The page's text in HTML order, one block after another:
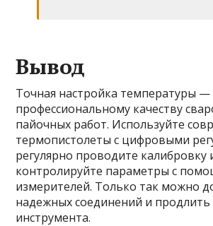
Вывод
Точная настройка температуры
профессиональному качеству
пайочных работ. Используйте
термопистолеты с цифровыми
регулярно проводите калибровку
контролируйте параметры с
измерителей. Только так можно
надежных соединений и продлить
инструмента.